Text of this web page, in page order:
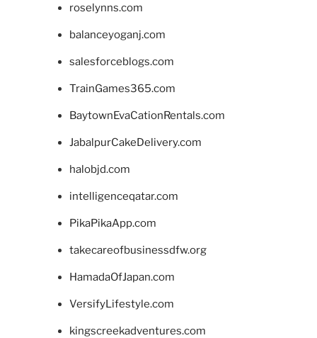
roselynns.com
balanceyoganj.com
salesforceblogs.com
TrainGames365.com
BaytownEvaCationRentals.com
JabalpurCakeDelivery.com
halobjd.com
intelligenceqatar.com
PikaPikaApp.com
takecareofbusinessdfw.org
HamadaOfJapan.com
VersifyLifestyle.com
kingscreekadventures.com